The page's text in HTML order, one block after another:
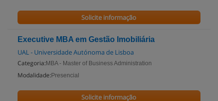
Solicite informação
Executive MBA em Gestão Imobiliária
UAL - Universidade Autónoma de Lisboa
Categoria: MBA - Master of Business Administration
Modalidade: Presencial
Solicite informação